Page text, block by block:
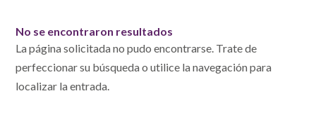
No se encontraron resultados
La página solicitada no pudo encontrarse. Trate de
perfeccionar su búsqueda o utilice la navegación para
localizar la entrada.